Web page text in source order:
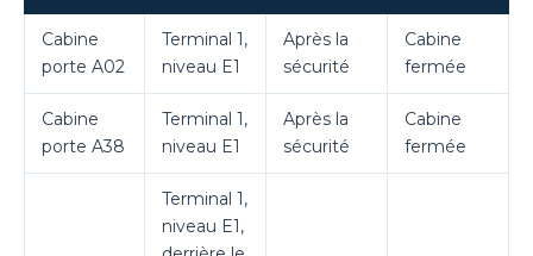
Cabine
porte A02
Terminal 1,
niveau E1
Après la
sécurité
Cabine
fermée
Cabine
porte A38
Terminal 1,
niveau E1
Après la
sécurité
Cabine
fermée
Terminal 1,
niveau E1,